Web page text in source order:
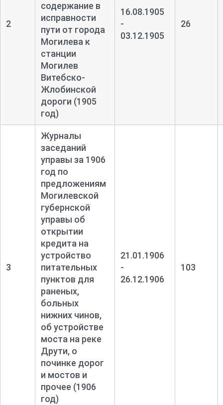
2
содержание в
исправности
пути от города
Могилева к
станции
Могилев
Витебско-
Жлобинской
дороги (1905
год)
16.08.1905
-
03.12.1905
26
3
Журналы
заседаний
управы за 1906
год по
предложениям
Могилевской
губернской
управы об
открытии
кредита на
устройство
питательных
пунктов для
раненых,
больных
нижних чинов,
об устройстве
моста на реке
Друти, о
починке дорог
и мостов и
прочее (1906
год)
21.01.1906
-
26.12.1906
103